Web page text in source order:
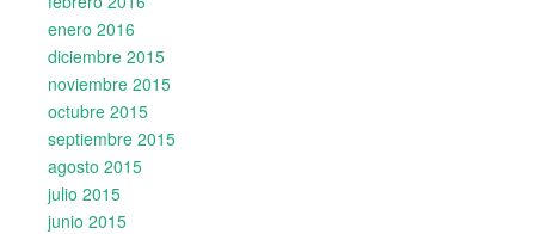
enero 2016
diciembre 2015
noviembre 2015
octubre 2015
septiembre 2015
agosto 2015
julio 2015
junio 2015